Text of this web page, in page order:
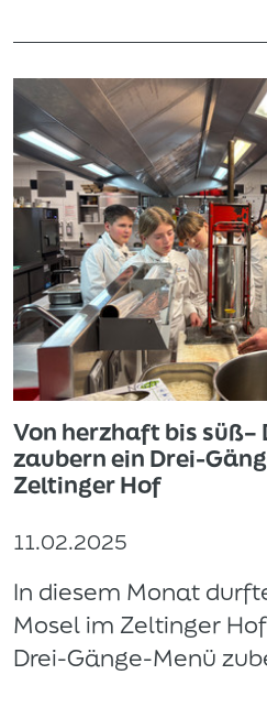
Von herzhaft bis süß–
zaubern ein Drei-
Zeltinger Hof
11.02.2025
In diesem Monat
Mosel im Zeltinger
Drei-Gänge-Menü